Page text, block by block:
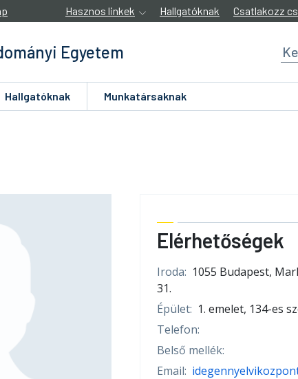
Hasznos linkek Hallgatóknak Csatlakozz
Egyetem
Hallgatóknak Munkatársaknak
Elérhetőségek
Iroda: 1055 Budapest,
31.
Épület: 1. emelet, 134-es
Telefon:
Belső mellék:
Email: